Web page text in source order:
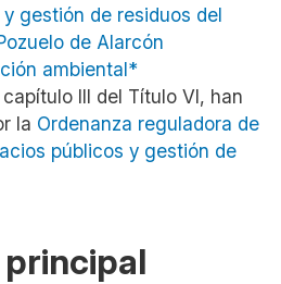
principal
gestión de residuos del
de Alarcón
ambiental*
III del Título VI, han
la Ordenanza reguladora de
públicos y gestión de